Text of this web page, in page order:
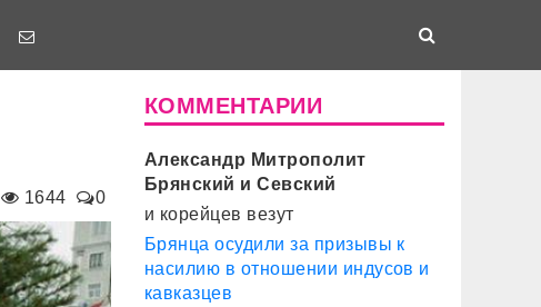
1644 0
КОММЕНТАРИИ
Александр Митрополит
Брянский и Севский
и корейцев везут
Брянца осудили за призывы к
насилию в отношении индусов и
кавказцев